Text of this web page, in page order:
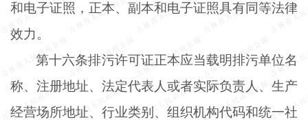
和电子证照，正本、副本和电子证照具有同等法律
效力。
第十六条排污许可证正本应当载明排污单位名
称、注册地址、法定代表人或者实际负责人、生产
经营场所地址、行业类别、组织机构代码和统一社